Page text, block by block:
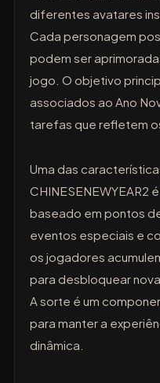
diferentes avatares
Cada personagem
podem ser
jogo. O objetivo
associados ao Ano
tarefas que refletem
Uma das
CHINESENEWYEAR2
baseado em pontos
eventos especiais e
os jogadores
para desbloquear
A sorte é um
para manter a
dinâmica.